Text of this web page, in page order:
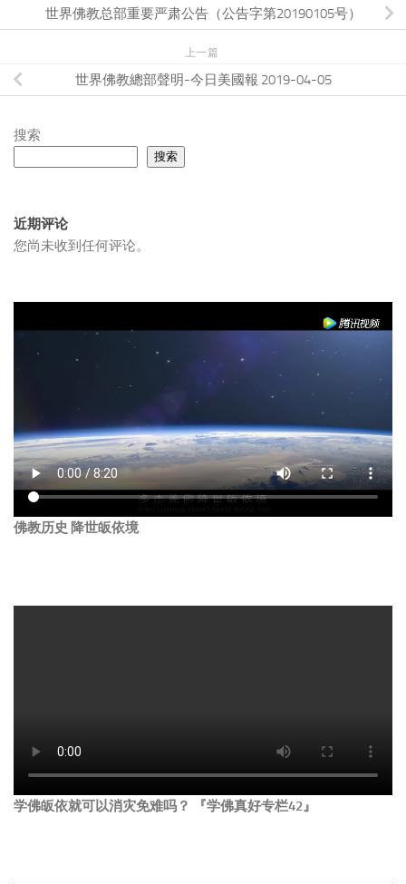
世界佛教总部重要严肃公告（公告字第20190105号）
上一篇
世界佛教總部聲明-今日美國報 2019-04-05
搜索
搜索
近期评论
您尚未收到任何评论。
佛教历史 降世皈依境
学佛皈依就可以消灾免难吗？ 『学佛真好专栏42』